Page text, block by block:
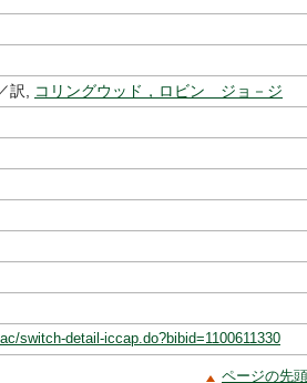
訳,
コリングウッド，ロビン ジョ－ジ
switch-detail-iccap.do?bibid=1100611330
ページの先